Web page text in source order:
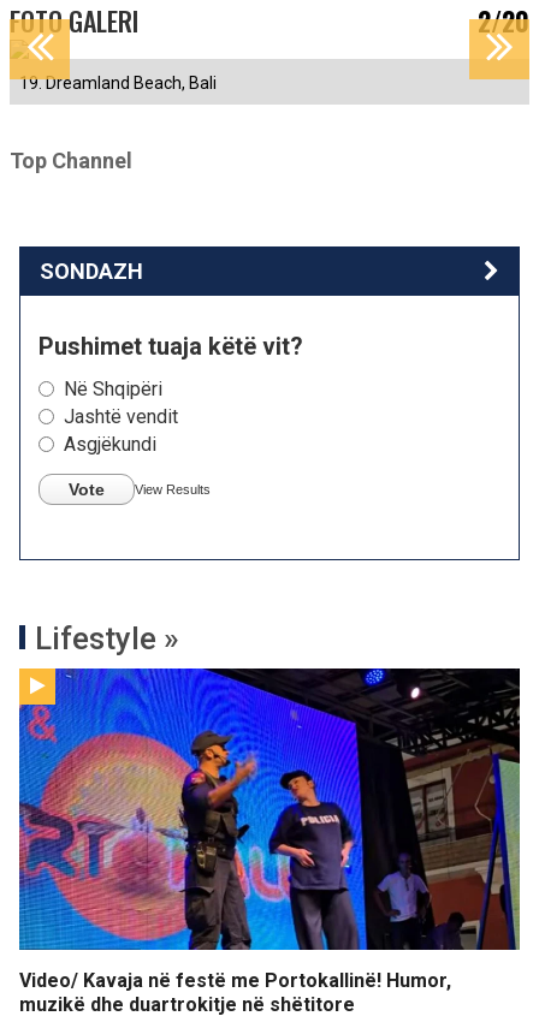
FOTO GALERI 2/20
19. Dreamland Beach, Bali
Top Channel
SONDAZH
Pushimet tuaja këtë vit?
Në Shqipëri
Jashtë vendit
Asgjëkundi
Vote View Results
Lifestyle »
Video/ Kavaja në festë me Portokallinë! Humor,
muzikë dhe duartrokitje në shëtitore